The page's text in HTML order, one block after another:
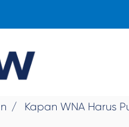
Kapan WNA Harus